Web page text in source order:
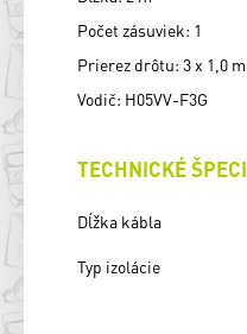
Počet zásuviek: 1
Prierez drôtu: 3 x 1,0
Vodič: H05VV-F3G
TECHNICKÉ
Dĺžka kábla
Typ izolácie